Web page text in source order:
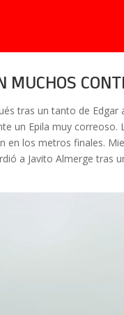
MUCHOS
tras un tanto de
un Epila muy
en los metros finales.
a Javito Almerge tras